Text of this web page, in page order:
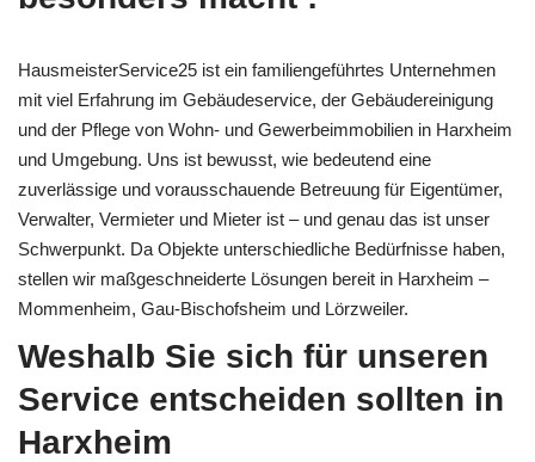
HausmeisterService25 ist ein familiengeführtes Unternehmen
mit viel Erfahrung im Gebäudeservice, der Gebäudereinigung
und der Pflege von Wohn- und Gewerbeimmobilien in Harxheim
und Umgebung. Uns ist bewusst, wie bedeutend eine
zuverlässige und vorausschauende Betreuung für Eigentümer,
Verwalter, Vermieter und Mieter ist – und genau das ist unser
Schwerpunkt. Da Objekte unterschiedliche Bedürfnisse haben,
stellen wir maßgeschneiderte Lösungen bereit in Harxheim –
Mommenheim, Gau-Bischofsheim und Lörzweiler.
Weshalb Sie sich für unseren
Service entscheiden sollten in
Harxheim